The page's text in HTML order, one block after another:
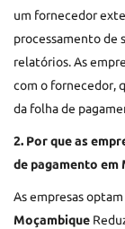
um fornecedor
processamento de
relatórios. As
com o fornecedor,
da folha de
2. Por que as
de pagamento em
As empresas
Moçambique